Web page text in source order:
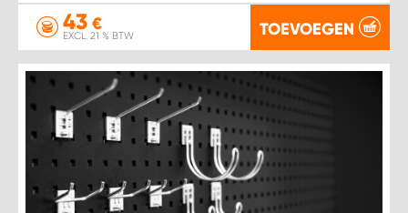
43 €
EXCL. 21 % BTW TOEVOEGEN